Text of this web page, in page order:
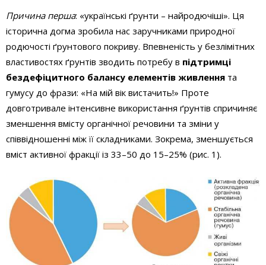
Причина перша: «українські ґрунти – найродючіші». Ця
історична догма зробила нас заручниками природної
родючості ґрунтового покриву. Впевненість у безлімітних
властивостях ґрунтів зводить потребу в підтримці
бездефіцитного балансу елементів живлення та
гумусу до фрази: «На мій вік вистачить!» Проте
довготривале інтенсивне використання ґрунтів спричиняє
зменшення вмісту органічної речовини та зміни у
співвідношенні між її складниками. Зокрема, зменшується
вміст активної фракції із 33–50 до 15–25% (рис. 1).